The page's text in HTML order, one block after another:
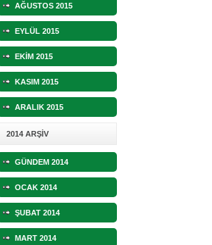
AĞUSTOS 2015
EYLÜL 2015
EKİM 2015
KASIM 2015
ARALIK 2015
2014 ARŞİV
GÜNDEM 2014
OCAK 2014
ŞUBAT 2014
MART 2014